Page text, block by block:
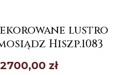
lustro
Hiszp.1083
2700,00 zł